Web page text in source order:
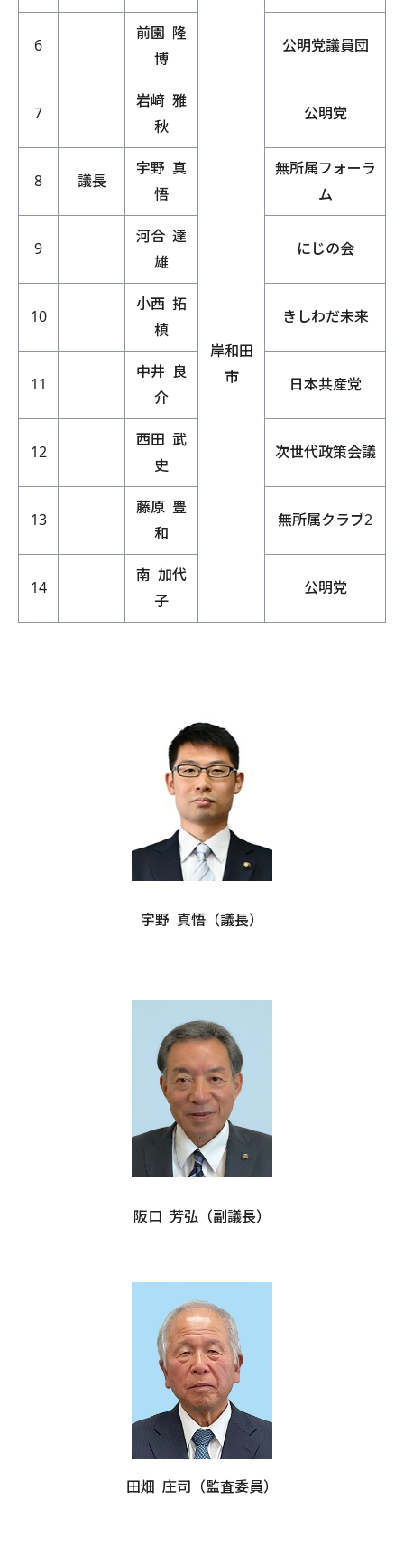
6
前園 隆
博
公明党議員団
7
岩﨑 雅
秋
岸和田
市
公明党
8 議長
宇野 真
悟
無所属フォーラ
ム
9
河合 達
雄
にじの会
10
小西 拓
槙
きしわだ未来
11
中井 良
介
日本共産党
12
西田 武
史
次世代政策会議
13
藤原 豊
和
無所属クラブ2
14
南 加代
子
公明党
宇野 真悟（議長）
阪口 芳弘 （副議長）
田畑 庄司（監査委員）